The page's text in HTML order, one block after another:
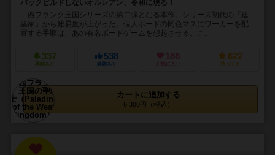
バックビルドしないオルレアン、令和に現る！
西フランク王国シリーズの第二弾となる本作。シリーズ初代の「建
築家」から難易度が上がった。個人ボードの同色マスにワーカーを配
置する手順は、あの有名ボードゲームを想起させる。こ...
337
興味あり
538
経験あり
186
お気に入り
622
持ってる
カートに追加する
6,380円（税込）